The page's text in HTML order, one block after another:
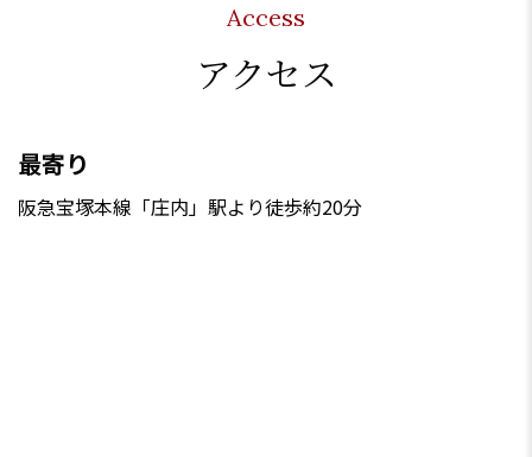
Access
アクセス
最寄り
阪急宝塚本線「庄内」駅より徒歩約20分